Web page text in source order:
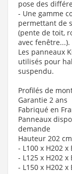
pose des
- Une gamme
permettant de
(pente de toit,
avec fenêtre...).
Les panneaux
utilisés pour
suspendu.
Profilés de
Garantie 2 ans
Fabriqué en
Panneaux
demande
Hauteur 202 cm
- L100 x H202 x
- L125 x H202 x
- L150 x H202 x